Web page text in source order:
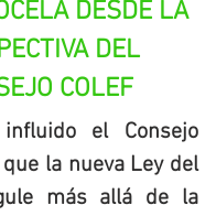
DESDE LA
DEL
COLEF
el Consejo
que la nueva Ley del
más allá de la